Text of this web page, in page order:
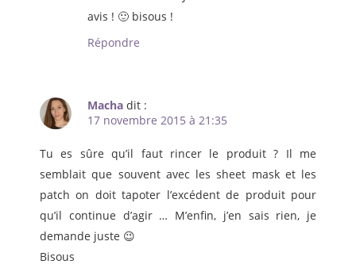
avis ! 🙂 bisous !
Répondre
Macha dit :
17 novembre 2015 à 21:35
Tu es sûre qu’il faut rincer le produit ? Il me
semblait que souvent avec les sheet mask et les
patch on doit tapoter l’excédent de produit pour
qu’il continue d’agir … M’enfin, j’en sais rien, je
demande juste 😉
Bisous